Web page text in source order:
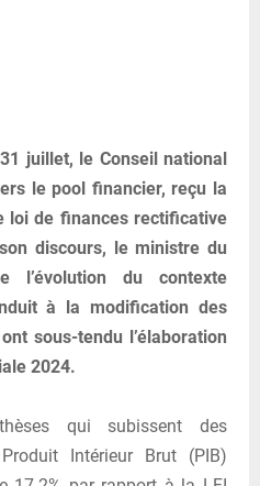
juillet, le Conseil national
le pool financier, reçu la
loi de finances rectificative
discours, le ministre du
l’évolution du contexte
à la modification des
sous-tendu l’élaboration
2024.
qui subissent des
Intérieur Brut (PIB)